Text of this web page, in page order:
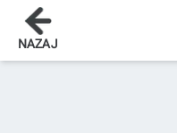
NAZAJ
Domov